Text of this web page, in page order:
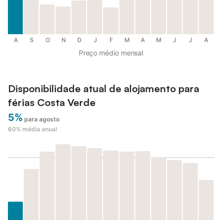
A S O N D J F M A M J J A
Preço médio mensal
Disponibilidade atual de alojamento para
férias Costa Verde
5% para agosto
60% média anual